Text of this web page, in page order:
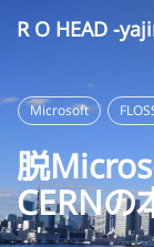
R O HEAD -
Microsoft
脱
CERNの